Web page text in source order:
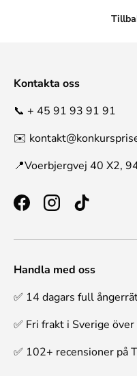
Kontakta oss
📞 + 45 91 93 91 91
✉️
📍Voerbjergvej 40 X2,
FacebookInstagramTikTok
Handla med oss
✅ 14 dagars full
✅ Fri frakt i Sverige
✅ 102+ recensioner på